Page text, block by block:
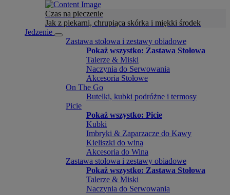
Czas na pieczenie
Jak z piekarni, chrupiąca skórka i miękki środek
Jedzenie
Zastawa stołowa i zestawy obiadowe
Pokaż wszystko: Zastawa Stołowa
Talerze & Miski
Naczynia do Serwowania
Akcesoria Stołowe
On The Go
Butelki, kubki podróżne i termosy
Picie
Pokaż wszystko: Picie
Kubki
Imbryki & Zaparzacze do Kawy
Kieliszki do wina
Akcesoria do Wina
Zastawa stołowa i zestawy obiadowe
Pokaż wszystko: Zastawa Stołowa
Talerze & Miski
Naczynia do Serwowania